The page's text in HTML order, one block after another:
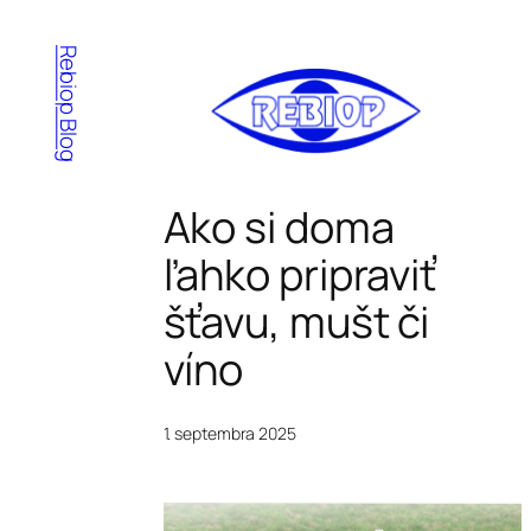
obsah
Rebiop Blog
Ako si doma
ľahko pripraviť
šťavu, mušt či
víno
1. septembra 2025